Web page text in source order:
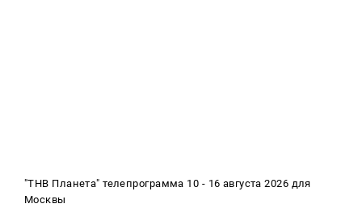
"ТНВ Планета" телепрограмма 10 - 16 августа 2026 для
Москвы